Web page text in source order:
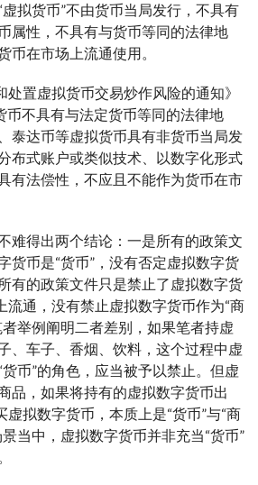
拟货币”不由货币当局发行，不具有
属性，不具有与货币等同的法律地
币在市场上流通使用。
置虚拟货币交易炒作风险的通知》
币不具有与法定货币等同的法律地
泰达币等虚拟货币具有非货币当局发
布式账户或类似技术、以数字化形式
有法偿性，不应且不能作为货币在市
难得出两个结论：一是所有的政策文
货币是“货币”，没有否定虚拟数字货
有的政策文件只是禁止了虚拟数字货
流通，没有禁止虚拟数字货币作为“商
举例阐明二者差别，如果笔者持虚
、车子、香烟、饮料，这个过程中虚
币”的角色，应当被予以禁止。但虚
品，如果将持有的虚拟数字货币出
虚拟数字货币，本质上是“货币”与“商
当中，虚拟数字货币并非充当“货币”